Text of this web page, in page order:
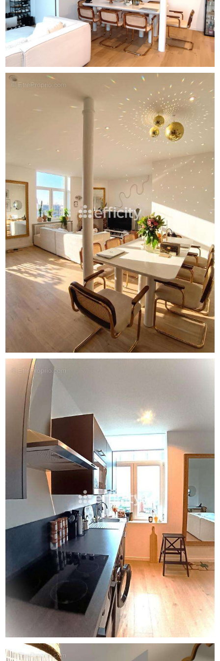
fibre pour répondre aux exigences numériques.
Cette résidence de 15 lots est idéalement située, proche
de la Catho, avec toutes les facilités, tant au niveau des
écoles, que des commerces et des transports en
commun. Le secteur est également très recherché pour
un investissement locatif.
Prix de vente : 282 000 EUROS HAI (Honoraires charge
Contact : BENOIT DUPONT [Coordonnées masquées]
[Coordonnées masquées]
Les informations sur les risques auxquels ce bien est
exposé sont disponibles sur le site Georisque :
georisques. gouv. fr
Benoit DUPONT représentant de la SARL T.G.S. NORD
dont le siège social se situe 189 RUE NATIONALE -
titulaire de la carte professionnelle CPI 59[Coordonnées
masquées]31 611 - CCI de GRAND LILLE le - immatriculée
au RCS de LILLE sous le n°525268918 - immatriculée au
Registre Spécial des Agents Commerciaux du Tribunal de
Commerce de Lille sous le n°525268918.
Siège social du mandant : effiCity, 48 avenue de Villiers -
75017 PARIS - Société par Actions Simplifiée, société au
capital de 132 373,05 euros, immatriculée au RCS Paris
497 617 746 et titulaire de la Carte professionnelle CPI
75[Coordonnées masquées]02 025 - CCI Paris IDF -
Caisse de Garantie : GALIAN Assurances 89 rue de la
Boétie 75008 Paris